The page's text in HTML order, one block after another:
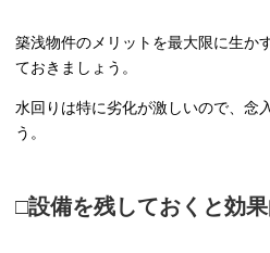
築浅物件のメリットを最大限に生か
ておきましょう。
水回りは特に劣化が激しいので、念
う。
□設備を残しておくと効